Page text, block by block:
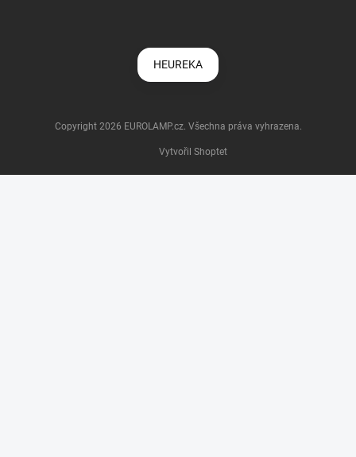
HEUREKA
Vytvořil Shoptet
Copyright 2026 EUROLAMP.cz. Všechna práva vyhrazena.